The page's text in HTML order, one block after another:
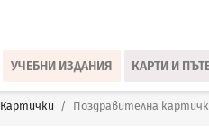
УЧЕБНИ ИЗДАНИЯ КАРТИ И
Картички Поздравителна